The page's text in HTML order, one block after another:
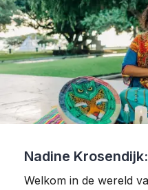
Nadine
Welkom in de wereld